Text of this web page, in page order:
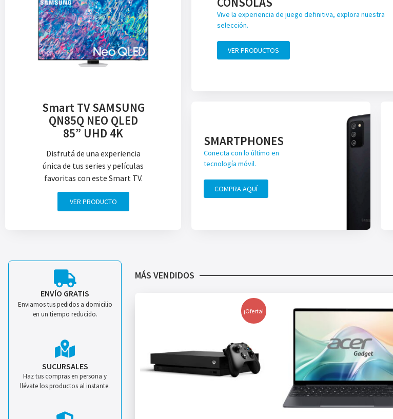
Smart TV SAMSUNG
QN85Q NEO QLED
85” UHD 4K
Disfrutá de una experiencia
única de tus series y películas
favoritas con este Smart TV.
VER PRODUCTO
Vive la experiencia de juego definitiva, explora nuestra
selección.
VER PRODUCTOS
SMARTPHONES
Conecta con lo último en
tecnología móvil.
COMPRA AQUÍ
ENVÍO GRATIS
Enviamos tus pedidos a domicilio
en un tiempo reducido.
SUCURSALES
Haz tus compras en persona y
llévate los productos al instante.
MÁS VENDIDOS
¡Oferta!